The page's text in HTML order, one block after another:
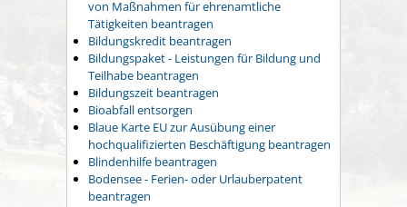
von Maßnahmen für ehrenamtliche
Tätigkeiten beantragen
Bildungskredit beantragen
Bildungspaket - Leistungen für Bildung und
Teilhabe beantragen
Bildungszeit beantragen
Bioabfall entsorgen
Blaue Karte EU zur Ausübung einer
hochqualifizierten Beschäftigung beantragen
Blindenhilfe beantragen
Bodensee - Ferien- oder Urlauberpatent
beantragen